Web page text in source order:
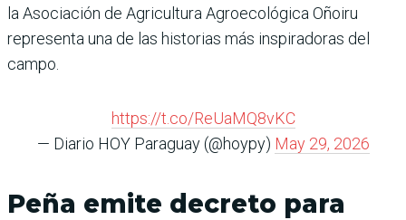
la Asociación de Agricultura Agroecológica Oñoiru
representa una de las historias más inspiradoras del
campo.
https://t.co/ReUaMQ8vKC
— Diario HOY Paraguay (@hoypy) May 29, 2026
Peña emite decreto para